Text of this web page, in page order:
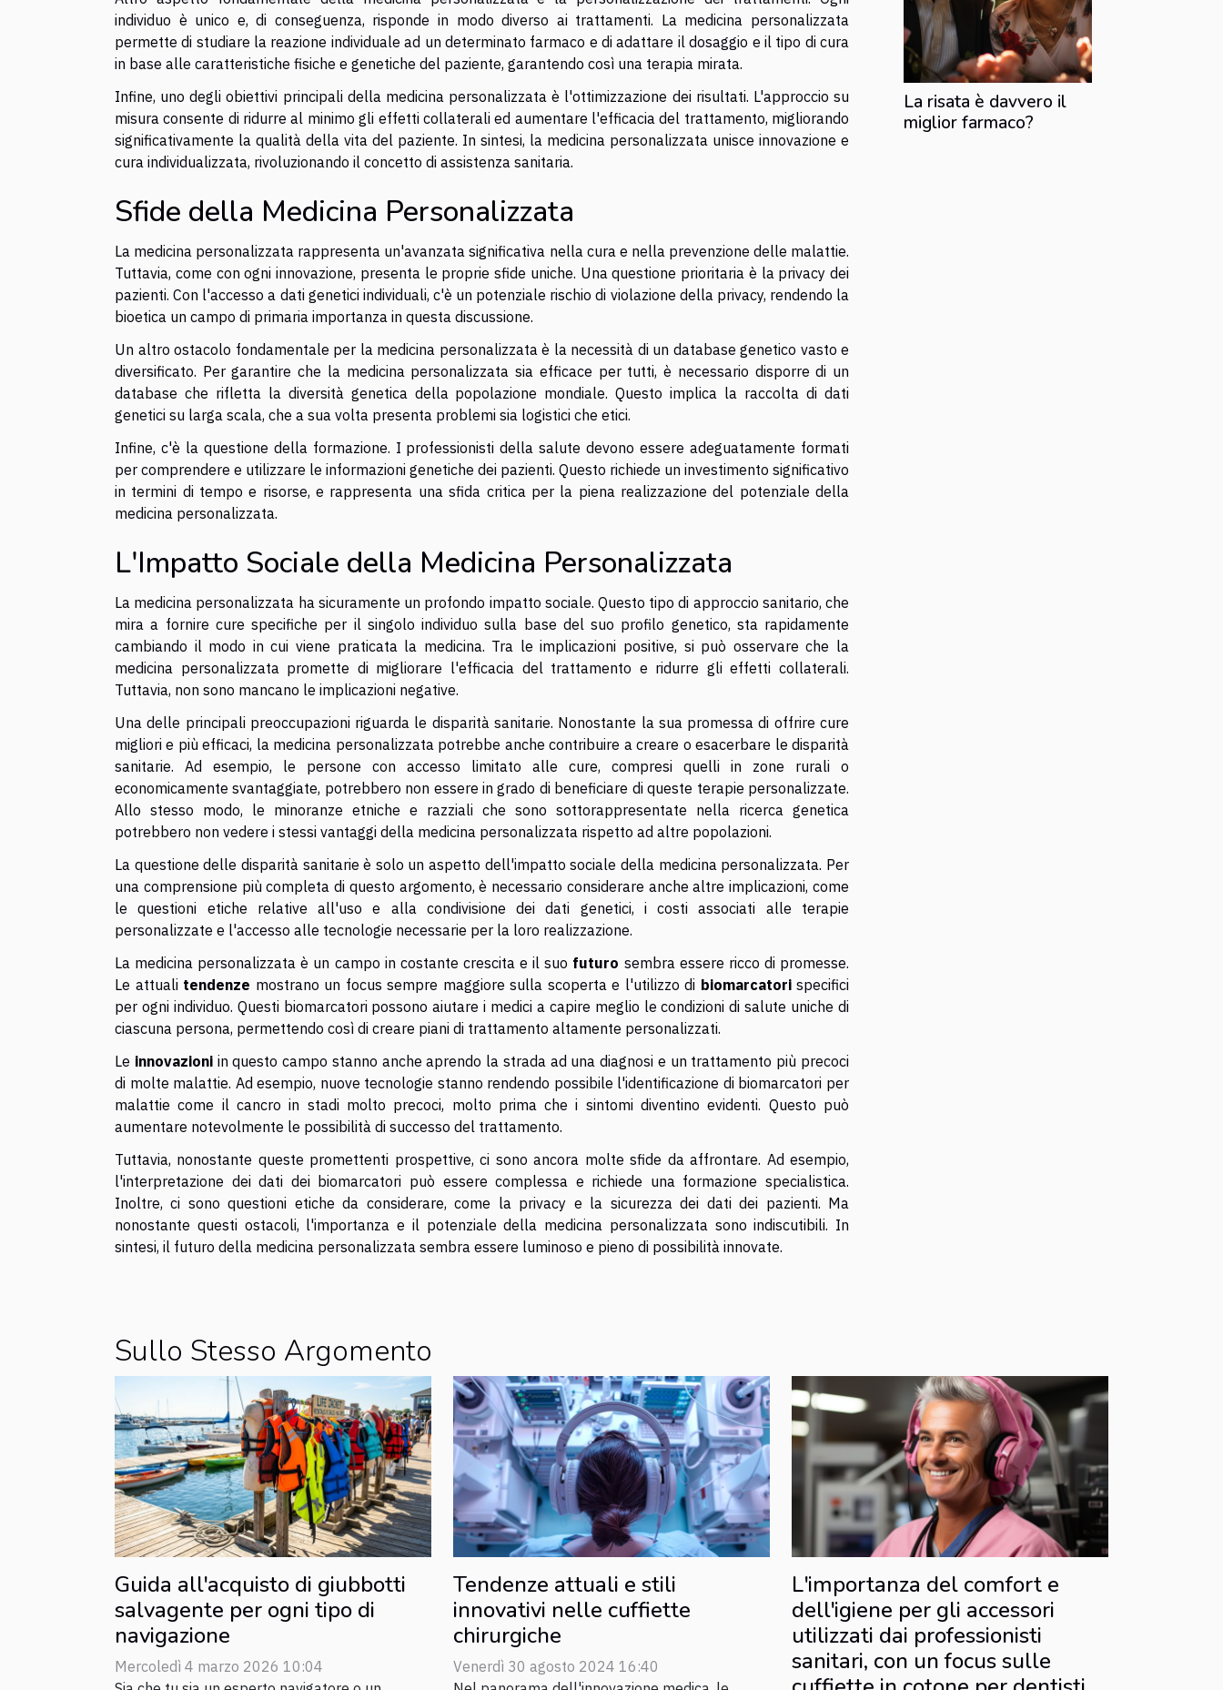
individuo è unico e, di conseguenza, risponde in modo diverso ai trattamenti. La medicina personalizzata
permette di studiare la reazione individuale ad un determinato farmaco e di adattare il dosaggio e il tipo di cura
in base alle caratteristiche fisiche e genetiche del paziente, garantendo così una terapia mirata.
Infine, uno degli obiettivi principali della medicina personalizzata è l'ottimizzazione dei risultati. L'approccio su
misura consente di ridurre al minimo gli effetti collaterali ed aumentare l'efficacia del trattamento, migliorando
significativamente la qualità della vita del paziente. In sintesi, la medicina personalizzata unisce innovazione e
cura individualizzata, rivoluzionando il concetto di assistenza sanitaria.
Sfide della Medicina Personalizzata
La medicina personalizzata rappresenta un'avanzata significativa nella cura e nella prevenzione delle malattie.
Tuttavia, come con ogni innovazione, presenta le proprie sfide uniche. Una questione prioritaria è la privacy dei
pazienti. Con l'accesso a dati genetici individuali, c'è un potenziale rischio di violazione della privacy, rendendo la
bioetica un campo di primaria importanza in questa discussione.
Un altro ostacolo fondamentale per la medicina personalizzata è la necessità di un database genetico vasto e
diversificato. Per garantire che la medicina personalizzata sia efficace per tutti, è necessario disporre di un
database che rifletta la diversità genetica della popolazione mondiale. Questo implica la raccolta di dati
genetici su larga scala, che a sua volta presenta problemi sia logistici che etici.
Infine, c'è la questione della formazione. I professionisti della salute devono essere adeguatamente formati
per comprendere e utilizzare le informazioni genetiche dei pazienti. Questo richiede un investimento significativo
in termini di tempo e risorse, e rappresenta una sfida critica per la piena realizzazione del potenziale della
medicina personalizzata.
L'Impatto Sociale della Medicina Personalizzata
La medicina personalizzata ha sicuramente un profondo impatto sociale. Questo tipo di approccio sanitario, che
mira a fornire cure specifiche per il singolo individuo sulla base del suo profilo genetico, sta rapidamente
cambiando il modo in cui viene praticata la medicina. Tra le implicazioni positive, si può osservare che la
medicina personalizzata promette di migliorare l'efficacia del trattamento e ridurre gli effetti collaterali.
Tuttavia, non sono mancano le implicazioni negative.
Una delle principali preoccupazioni riguarda le disparità sanitarie. Nonostante la sua promessa di offrire cure
migliori e più efficaci, la medicina personalizzata potrebbe anche contribuire a creare o esacerbare le disparità
sanitarie. Ad esempio, le persone con accesso limitato alle cure, compresi quelli in zone rurali o
economicamente svantaggiate, potrebbero non essere in grado di beneficiare di queste terapie personalizzate.
Allo stesso modo, le minoranze etniche e razziali che sono sottorappresentate nella ricerca genetica
potrebbero non vedere i stessi vantaggi della medicina personalizzata rispetto ad altre popolazioni.
La questione delle disparità sanitarie è solo un aspetto dell'impatto sociale della medicina personalizzata. Per
una comprensione più completa di questo argomento, è necessario considerare anche altre implicazioni, come
le questioni etiche relative all'uso e alla condivisione dei dati genetici, i costi associati alle terapie
personalizzate e l'accesso alle tecnologie necessarie per la loro realizzazione.
La medicina personalizzata è un campo in costante crescita e il suo futuro sembra essere ricco di promesse.
Le attuali tendenze mostrano un focus sempre maggiore sulla scoperta e l'utilizzo di biomarcatorispecifici
per ogni individuo. Questi biomarcatori possono aiutare i medici a capire meglio le condizioni di salute uniche di
ciascuna persona, permettendo così di creare piani di trattamento altamente personalizzati.
Le innovazioniin questo campo stanno anche aprendo la strada ad una diagnosi e un trattamento più precoci
di molte malattie. Ad esempio, nuove tecnologie stanno rendendo possibile l'identificazione di biomarcatori per
malattie come il cancro in stadi molto precoci, molto prima che i sintomi diventino evidenti. Questo può
aumentare notevolmente le possibilità di successo del trattamento.
Tuttavia, nonostante queste promettenti prospettive, ci sono ancora molte sfide da affrontare. Ad esempio,
l'interpretazione dei dati dei biomarcatori può essere complessa e richiede una formazione specialistica.
Inoltre, ci sono questioni etiche da considerare, come la privacy e la sicurezza dei dati dei pazienti. Ma
nonostante questi ostacoli, l'importanza e il potenziale della medicina personalizzata sono indiscutibili. In
sintesi, il futuro della medicina personalizzata sembra essere luminoso e pieno di possibilità innovate.
La risata è davvero il
miglior farmaco?
Sullo Stesso Argomento
Guida all'acquisto di giubbotti
salvagente per ogni tipo di
navigazione
Mercoledì 4 marzo 2026 10:04
Tendenze attuali e stili
innovativi nelle cuffiette
chirurgiche
Venerdì 30 agosto 2024 16:40
L'importanza del comfort e
dell'igiene per gli accessori
utilizzati dai professionisti
sanitari, con un focus sulle